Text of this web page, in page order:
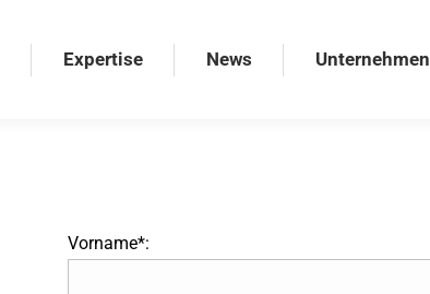
Expertise News Unternehmen
Vorname*:
Expertise News Unternehmen